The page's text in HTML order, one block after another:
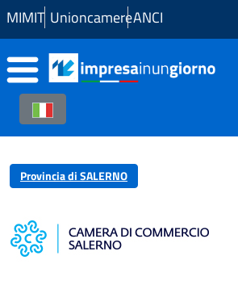
Skip to Main Content
MIMIT UnioncamereANCI
Provincia di SALERNO